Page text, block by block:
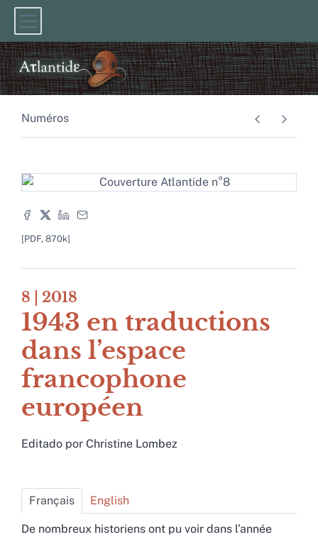
Numéros
[PDF, 870k]
8 | 2018
1943 en traductions
dans l’espace
francophone
européen
Editado por Christine Lombez
Français English
De nombreux historiens ont pu voir dans l’année